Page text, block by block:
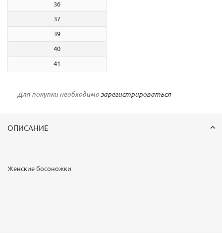
36
37
39
40
41
Для покупки необходимозарегистрироваться
ОПИСАНИЕ
Женские босоножки